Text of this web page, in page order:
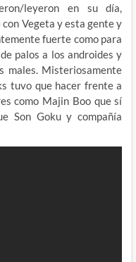
leyeron en su día,
Vegeta y esta gente y
fuerte como para
palos a los androides y
males. Misteriosamente
tuvo que hacer frente a
como Majin Boo que sí
Son Goku y compañía